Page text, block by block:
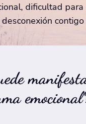
dificultad para